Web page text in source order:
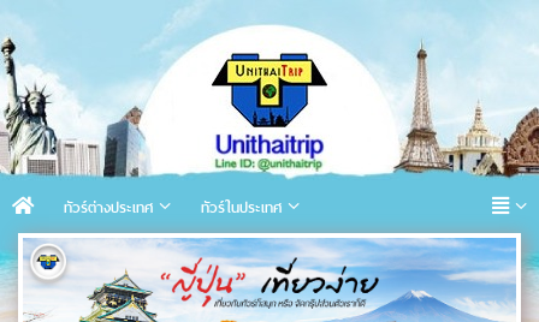
ทัวร์ต่างประเทศ ทัวร์ในประเทศ